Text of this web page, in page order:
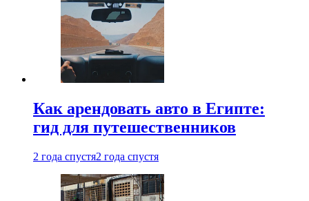
Как арендовать авто в Египте:
гид для путешественников
2 года спустя2 года спустя